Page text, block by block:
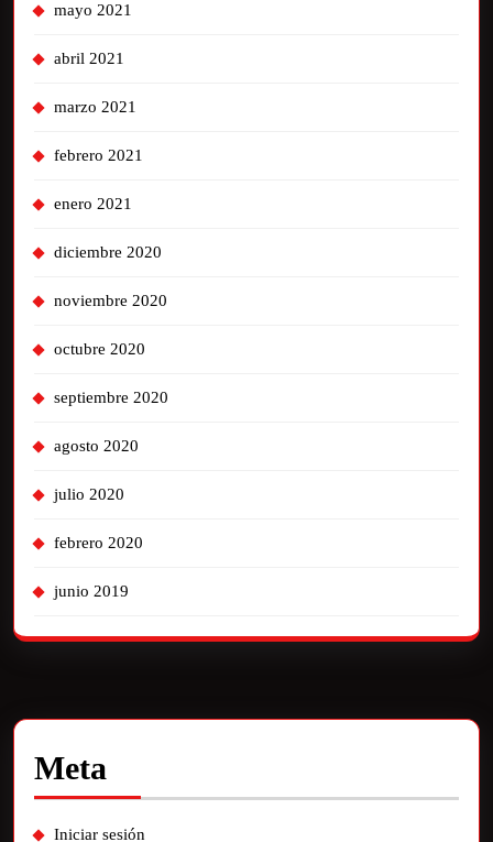
mayo 2021
abril 2021
marzo 2021
febrero 2021
enero 2021
diciembre 2020
noviembre 2020
octubre 2020
septiembre 2020
agosto 2020
julio 2020
febrero 2020
junio 2019
Meta
Iniciar sesión